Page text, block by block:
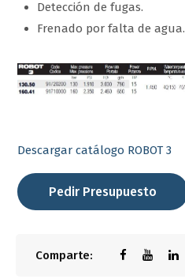
Detección de fugas.
Frenado por falta de agua.
Descargar catálogo ROBOT 3
Pedir Presupuesto
Comparte: